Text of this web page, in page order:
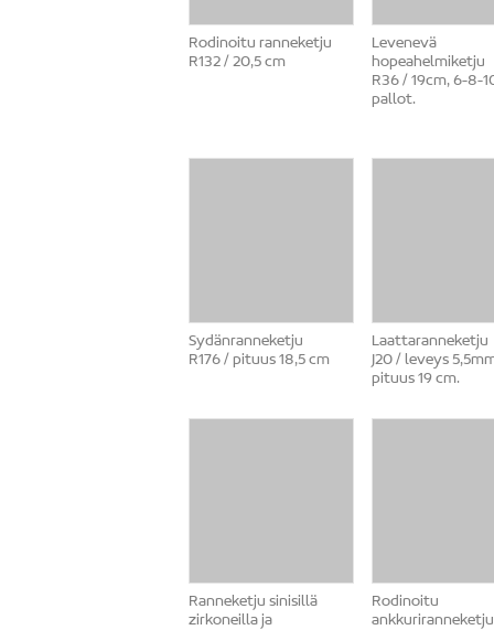
Rodinoitu ranneketju
R132 / 20,5 cm
Levenevä
hopeahelmiketju
R36 / 19cm, 6-8-
pallot.
Sydänranneketju
R176 / pituus 18,5 cm
Laattaranneketju
J20 / leveys
pituus 19 cm.
Ranneketju sinisillä
zirkoneilla ja
Rodinoitu
ankkuriranneketju